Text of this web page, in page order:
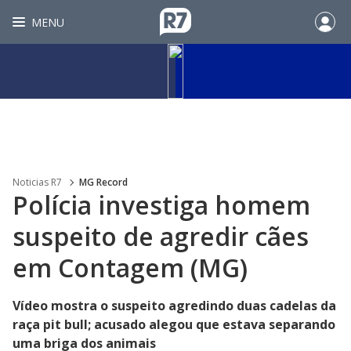
MENU
Noticias R7 MG Record
Polícia investiga homem
suspeito de agredir cães
em Contagem (MG)
Vídeo mostra o suspeito agredindo duas cadelas da
raça pit bull; acusado alegou que estava separando
uma briga dos animais